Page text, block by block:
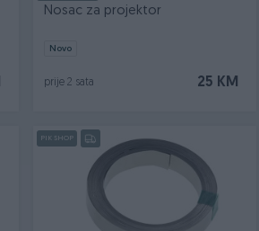
Nosac za projektor
Novo
25 KM
prije 2 sata
PIK SHOP